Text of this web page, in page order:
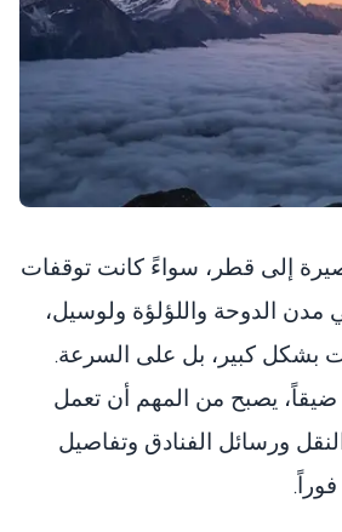
إلى قطر، سواءً كانت توقفات
مدن الدوحة واللؤلؤة ولوسيل،
بشكل كبير، بل على السرعة.
يصبح من المهم أن تعمل
ورسائل الفنادق وتفاصيل